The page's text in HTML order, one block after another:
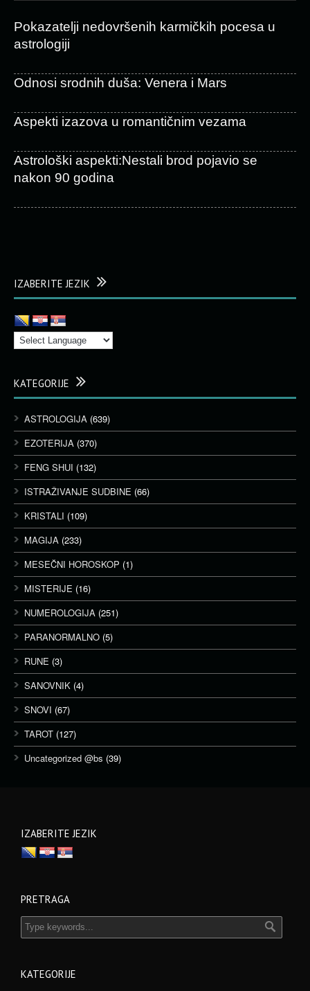
Pokazatelji nedovršenih karmičkih pocesa u
astrologiji
Odnosi srodnih duša: Venera i Mars
Aspekti izazova u romantičnim vezama
Astrološki aspekti:Nestali brod pojavio se
nakon 90 godina
IZABERITE JEZIK
KATEGORIJE
ASTROLOGIJA (639)
EZOTERIJA (370)
FENG SHUI (132)
ISTRAŽIVANJE SUDBINE (66)
KRISTALI (109)
MAGIJA (233)
MESEČNI HOROSKOP (1)
MISTERIJE (16)
NUMEROLOGIJA (251)
PARANORMALNO (5)
RUNE (3)
SANOVNIK (4)
SNOVI (67)
TAROT (127)
Uncategorized @bs (39)
IZABERITE JEZIK
PRETRAGA
KATEGORIJE